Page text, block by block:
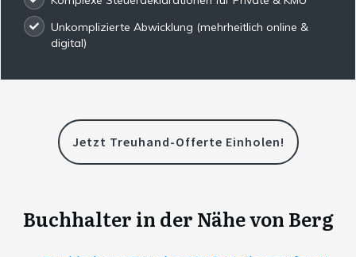
Unkomplizierte Abwicklung (mehrheitlich online &
digital)
Jetzt Treuhand-Offerte Einholen!
Buchhalter in der Nähe von Berg